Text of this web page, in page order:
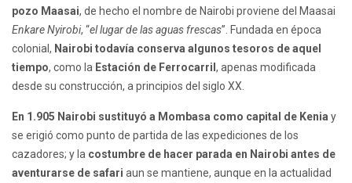
pozo Maasai, de hecho el nombre de Nairobi proviene del Maasai
Enkare Nyirobi, “el lugar de las aguas frescas”. Fundada en época
colonial, Nairobi todavía conserva algunos tesoros de aquel
tiempo, como la Estación de Ferrocarril , apenas modificada
desde su construcción, a principios del siglo XX.
En 1.905 Nairobi sustituyó a Mombasa como capital de Kenia y
se erigió como punto de partida de las expediciones de los
cazadores; y la costumbre de hacer parada en Nairobi antes de
aventurarse de safari aun se mantiene, aunque en la actualidad